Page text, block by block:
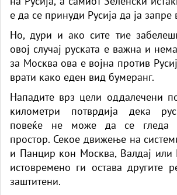
е да се принуди Русија да ја запре
Но, дури и ако сите тие
овој случај руската е важна и
за Москва ова е војна против
врати како еден вид бумеранг.
Нападите врз цели оддалечени
километри потврдија дека
повеќе не може да се гледа
простор. Секое движење на
и Панцир кон Москва, Валдај или
истовремено ги остава другите
заштитени.